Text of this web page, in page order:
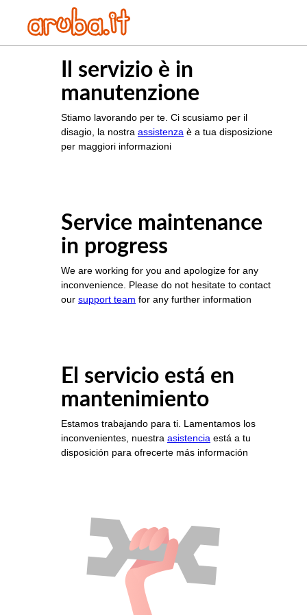
Il servizio è in
manutenzione
Stiamo lavorando per te. Ci scusiamo per il
disagio, la nostra assistenza è a tua disposizione
per maggiori informazioni
Service maintenance
in progress
We are working for you and apologize for any
inconvenience. Please do not hesitate to contact
our support team for any further information
El servicio está en
mantenimiento
Estamos trabajando para ti. Lamentamos los
inconvenientes, nuestra asistencia está a tu
disposición para ofrecerte más información